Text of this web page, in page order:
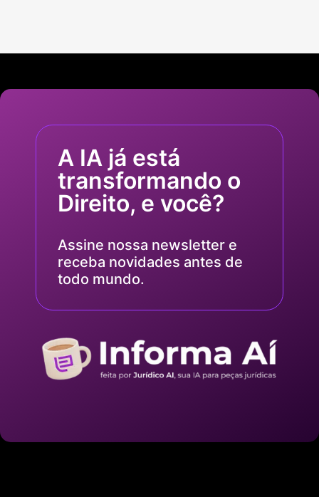
A IA já está
transformando o
Direito, e você?
Assine nossa newsletter e
receba novidades antes de
todo mundo.